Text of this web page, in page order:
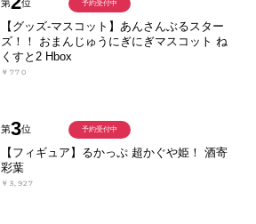
第 位
【グッズ-マスコット】あんさんぶるスター
ズ！！ おまんじゅうにぎにぎマスコット ね
くすと2 Hbox
￥770
予約受付中
第3位
【フィギュア】るかっぷ 超かぐや姫！ 酒寄
彩葉
￥3,927
予約受付中